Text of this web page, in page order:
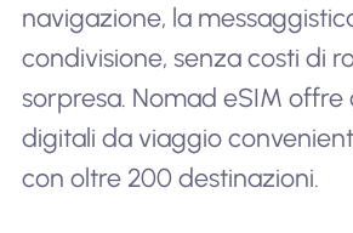
navigazione, la
condivisione, senza costi di
sorpresa. Nomad eSIM offre
digitali da viaggio
con oltre 200 destinazioni.